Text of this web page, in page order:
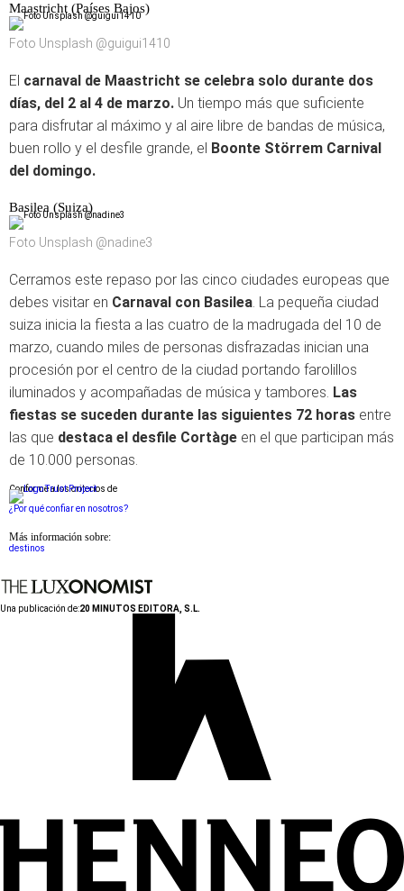
Maastricht (Países Bajos)
Foto Unsplash @guigui1410
El carnaval de Maastricht se celebra solo durante dos
días, del 2 al 4 de marzo. Un tiempo más que suficiente
para disfrutar al máximo y al aire libre de bandas de música,
buen rollo y el desfile grande, el Boonte Störrem Carnival
del domingo.
Basilea (Suiza)
Foto Unsplash @nadine3
Cerramos este repaso por las cinco ciudades europeas que
debes visitar en Carnaval con Basilea. La pequeña ciudad
suiza inicia la fiesta a las cuatro de la madrugada del 10 de
marzo, cuando miles de personas disfrazadas inician una
procesión por el centro de la ciudad portando farolillos
iluminados y acompañadas de música y tambores. Las
fiestas se suceden durante las siguientes 72 horas entre
las que destaca el desfile Cortàge en el que participan más
de 10.000 personas.
Conforme a los criterios de
¿Por qué confiar en nosotros?
Más información sobre:
destinos
Una publicación de:20 MINUTOS EDITORA, S.L.